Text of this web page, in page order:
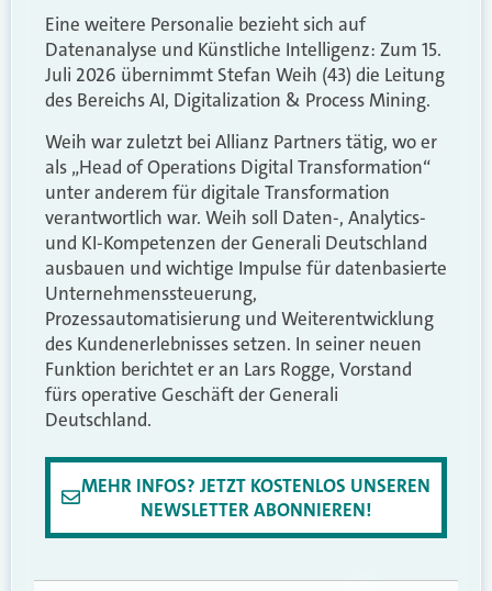
Eine weitere Personalie bezieht sich auf
Datenanalyse und Künstliche Intelligenz: Zum 15.
Juli 2026 übernimmt Stefan Weih (43) die Leitung
des Bereichs AI, Digitalization & Process Mining.
Weih war zuletzt bei Allianz Partners tätig, wo er
als „Head of Operations Digital Transformation“
unter anderem für digitale Transformation
verantwortlich war. Weih soll Daten-, Analytics-
und KI-Kompetenzen der Generali Deutschland
ausbauen und wichtige Impulse für datenbasierte
Unternehmenssteuerung,
Prozessautomatisierung und Weiterentwicklung
des Kundenerlebnisses setzen. In seiner neuen
Funktion berichtet er an Lars Rogge, Vorstand
fürs operative Geschäft der Generali
Deutschland.
MEHR INFOS? JETZT KOSTENLOS UNSEREN
NEWSLETTER ABONNIEREN!